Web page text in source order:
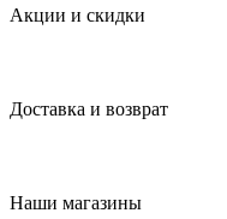
Акции и скидки
Доставка и возврат
Наши магазины